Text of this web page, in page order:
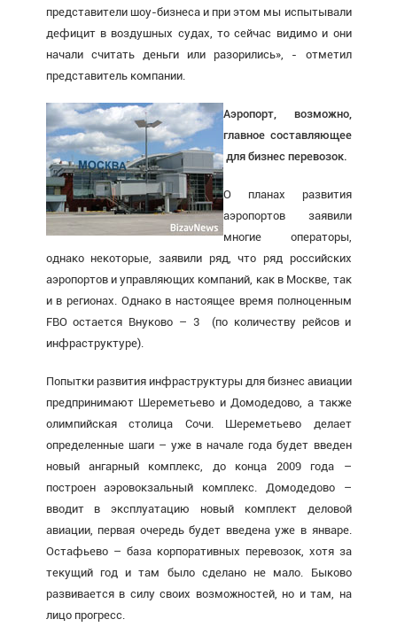
представители шоу-бизнеса и при этом мы испытывали
дефицит в воздушных судах, то сейчас видимо и они
начали считать деньги или разорились», - отметил
представитель компании.
Аэропорт, возможно,
главное составляющее
для бизнес перевозок.
О планах развития
аэропортов заявили
многие операторы,
однако некоторые, заявили ряд, что ряд российских
аэропортов и управляющих компаний, как в Москве, так
и в регионах. Однако в настоящее время полноценным
FBO остается Внуково – 3 (по количеству рейсов и
инфраструктуре).
Попытки развития инфраструктуры для бизнес авиации
предпринимают Шереметьево и Домодедово, а также
олимпийская столица Сочи. Шереметьево делает
определенные шаги – уже в начале года будет введен
новый ангарный комплекс, до конца 2009 года –
построен аэровокзальный комплекс. Домодедово –
вводит в эксплуатацию новый комплект деловой
авиации, первая очередь будет введена уже в январе.
Остафьево – база корпоративных перевозок, хотя за
текущий год и там было сделано не мало. Быково
развивается в силу своих возможностей, но и там, на
лицо прогресс.